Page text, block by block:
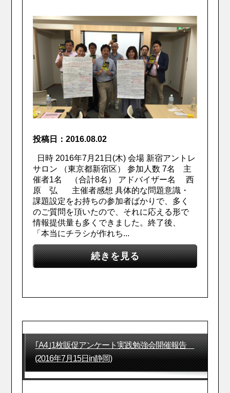
投稿日：2016.08.02
日時 2016年7月21日(木) 会場 新宿アントレ
サロン （東京都新宿区） 参加人数 7名 主
催者1名 （合計8名） アドバイザー名 西
原 弘 主催者感想 具体的な問題意識・
課題設定をお持ちの参加者ばかりで、多く
のご質問を頂いたので、それに応える形で
情報提供量も多くできました。終了後、
「本当にチラシが作れち...
続きを見る
｢A4｣1枚販促アンケート実践勉強会開催報告
(2016年7月15日in静岡)